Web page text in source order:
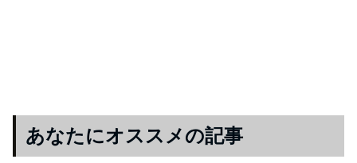
あなたにオススメの記事